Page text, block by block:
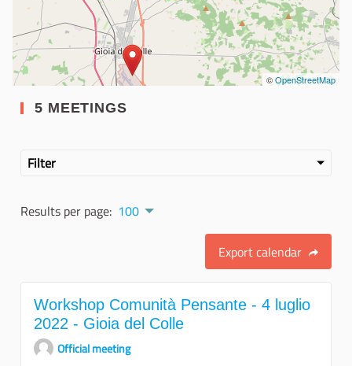
©OpenStreetMap
5 MEETINGS
Filter
Results per page: 100
Export calendar
Workshop Comunità Pensante - 4 luglio
2022 - Gioia del Colle
Official meeting